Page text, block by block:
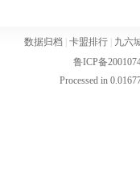
数据归档 卡盟排行
九六
鲁ICP备
Processed in